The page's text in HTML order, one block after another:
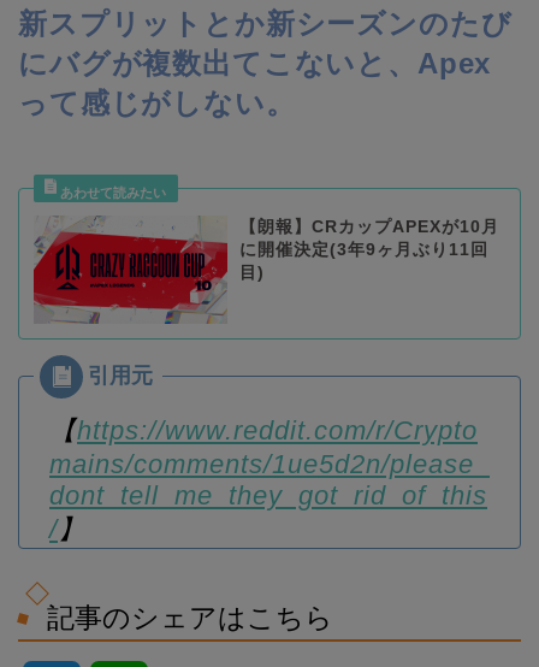
新スプリットとか新シーズンのたび
にバグが複数出てこないと、Apex
って感じがしない。
【朗報】CRカップAPEXが10月
に開催決定(3年9ヶ月ぶり11回
目)
【https://www.reddit.com/r/Crypto
mains/comments/1ue5d2n/please_
dont_tell_me_they_got_rid_of_this
/】
記事のシェアはこちら